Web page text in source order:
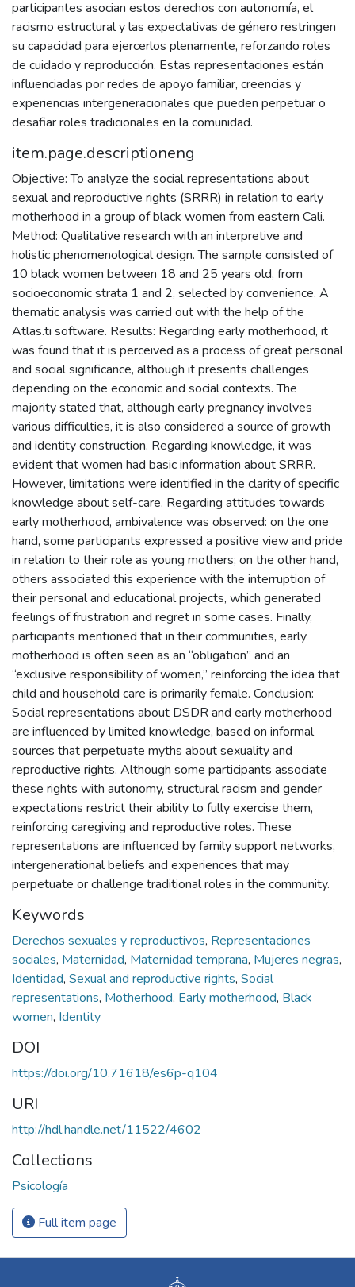
participantes asocian estos derechos con autonomía, el
racismo estructural y las expectativas de género restringen
su capacidad para ejercerlos plenamente, reforzando roles
de cuidado y reproducción. Estas representaciones están
influenciadas por redes de apoyo familiar, creencias y
experiencias intergeneracionales que pueden perpetuar o
desafiar roles tradicionales en la comunidad.
item.page.descriptioneng
Objective: To analyze the social representations about
sexual and reproductive rights (SRRR) in relation to early
motherhood in a group of black women from eastern Cali.
Method: Qualitative research with an interpretive and
holistic phenomenological design. The sample consisted of
10 black women between 18 and 25 years old, from
socioeconomic strata 1 and 2, selected by convenience. A
thematic analysis was carried out with the help of the
Atlas.ti software. Results: Regarding early motherhood, it
was found that it is perceived as a process of great personal
and social significance, although it presents challenges
depending on the economic and social contexts. The
majority stated that, although early pregnancy involves
various difficulties, it is also considered a source of growth
and identity construction. Regarding knowledge, it was
evident that women had basic information about SRRR.
However, limitations were identified in the clarity of specific
knowledge about self-care. Regarding attitudes towards
early motherhood, ambivalence was observed: on the one
hand, some participants expressed a positive view and pride
in relation to their role as young mothers; on the other hand,
others associated this experience with the interruption of
their personal and educational projects, which generated
feelings of frustration and regret in some cases. Finally,
participants mentioned that in their communities, early
motherhood is often seen as an “obligation” and an
“exclusive responsibility of women,” reinforcing the idea that
child and household care is primarily female. Conclusion:
Social representations about DSDR and early motherhood
are influenced by limited knowledge, based on informal
sources that perpetuate myths about sexuality and
reproductive rights. Although some participants associate
these rights with autonomy, structural racism and gender
expectations restrict their ability to fully exercise them,
reinforcing caregiving and reproductive roles. These
representations are influenced by family support networks,
intergenerational beliefs and experiences that may
perpetuate or challenge traditional roles in the community.
Keywords
Derechos sexuales y reproductivos, Representaciones
sociales, Maternidad, Maternidad temprana, Mujeres negras,
Identidad, Sexual and reproductive rights, Social
representations, Motherhood, Early motherhood, Black
women, Identity
DOI
https://doi.org/10.71618/es6p-q104
URI
http://hdl.handle.net/11522/4602
Collections
Psicología
Full item page